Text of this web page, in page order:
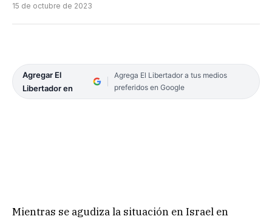
15 de octubre de 2023
Agregar El
Libertador en
Agrega El Libertador a tus medios
preferidos en Google
Mientras se agudiza la situación en Israel en